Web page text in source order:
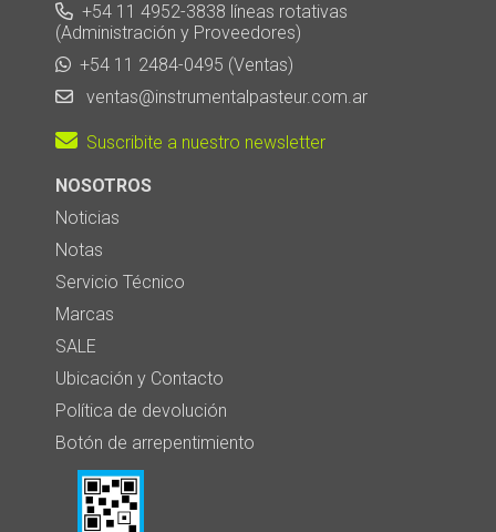
+54 11 4952-3838 líneas rotativas
(Administración y Proveedores)
+54 11 2484-0495 (Ventas)
ventas@instrumentalpasteur.com.ar
Suscribite a nuestro newsletter
NOSOTROS
Noticias
Notas
Servicio Técnico
Marcas
SALE
Ubicación y Contacto
Política de devolución
Botón de arrepentimiento